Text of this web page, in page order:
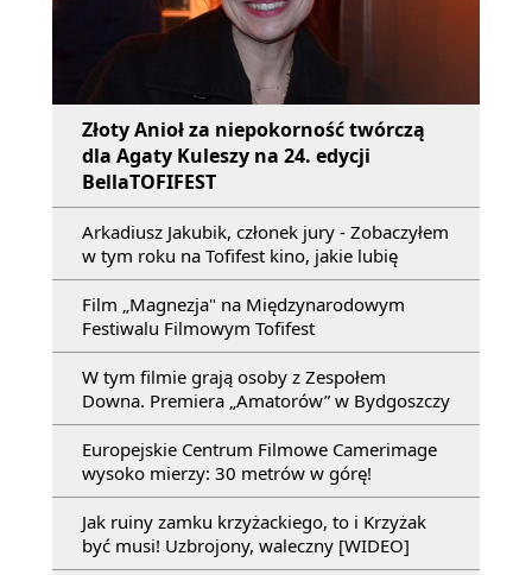
Złoty Anioł za niepokorność twórczą
dla Agaty Kuleszy na 24. edycji
BellaTOFIFEST
Arkadiusz Jakubik, członek jury - Zobaczyłem
w tym roku na Tofifest kino, jakie lubię
Film „Magnezja" na Międzynarodowym
Festiwalu Filmowym Tofifest
W tym filmie grają osoby z Zespołem
Downa. Premiera „Amatorów” w Bydgoszczy
Europejskie Centrum Filmowe Camerimage
wysoko mierzy: 30 metrów w górę!
Jak ruiny zamku krzyżackiego, to i Krzyżak
być musi! Uzbrojony, waleczny [WIDEO]